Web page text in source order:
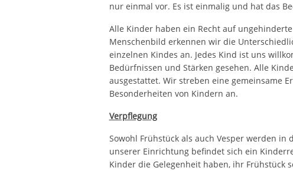
nur einmal vor. Es ist einmalig und hat das
Alle Kinder haben ein Recht auf
Menschenbild erkennen wir die
einzelnen Kindes an. Jedes Kind ist uns
Bedürfnissen und Stärken gesehen. Alle
ausgestattet. Wir streben eine gemeinsame
Besonderheiten von Kindern an.
Verpflegung
Sowohl Frühstück als auch Vesper werden
unserer Einrichtung befindet sich ein
Kinder die Gelegenheit haben, ihr Frühstück